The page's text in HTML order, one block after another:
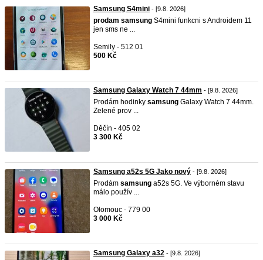
Samsung S4mini - [9.8. 2026]
prodam samsung S4mini funkcni s Androidem 11
jen sms ne ...
Semily - 512 01
500 Kč
Samsung Galaxy Watch 7 44mm - [9.8. 2026]
Prodám hodinky samsung Galaxy Watch 7 44mm.
Zelené prov ...
Děčín - 405 02
3 300 Kč
Samsung a52s 5G Jako nový - [9.8. 2026]
Prodám samsung a52s 5G. Ve výborném stavu
málo použív ...
Olomouc - 779 00
3 000 Kč
Samsung Galaxy a32 - [9.8. 2026]